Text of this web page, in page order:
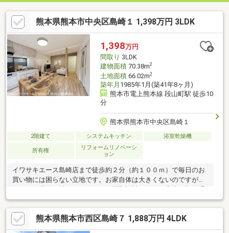
熊本県熊本市中央区島崎１ 1,398万円 3LDK
1,398万円
間取り 3LDK
建物面積70.38m2
土地面積66.02m2
築年月 1985年1月(築41年8ヶ月)
熊本市電上熊本線 段山町駅 徒歩10
分
熊本県熊本市中央区島崎１
2階建て システムキッチン 浴室乾燥機
所有権
リフォームリノベーシ
ョン
イワサキエース島崎店まで徒歩約２分（約１００ｍ）で毎日のお
買い物には困らない立地です。お家自体は大きくないのですが、
付中です。皆様からのお問い合わせ、お待ちしております。※駐
車スペースは１台です。※駐車スペースの駐車許容台数は車種等
によって前後しますので、一度現地をご確認頂いてからお問い合
わせ頂ければ幸いです。皆様からのお問い合わせ、お待ちしてお
熊本県熊本市西区島崎７ 1,888万円 4LDK